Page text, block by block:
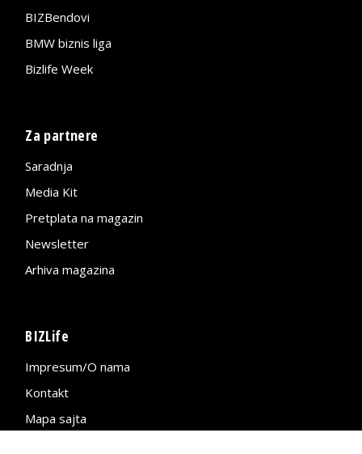
BIZBendovi
BMW biznis liga
Bizlife Week
Za partnere
Saradnja
Media Kit
Pretplata na magazin
Newsletter
Arhiva magazina
BIZLife
Impresum/O nama
Kontakt
Mapa sajta